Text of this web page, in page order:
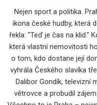
Nejen sport a politika.
ikona české hudby, která
řekla: "Teď je čas na klid."
která vlastní nemovitosti
o tom, kdo dostane její
vyhrála Českého slavíka
Dalibor Gondík, televizní
větrovce a probudil